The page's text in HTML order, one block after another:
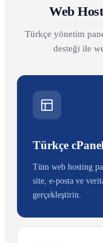
Web
Türkçe yönetim
desteği ile
Türkçe
Tüm web hosting
site, e-posta ve
gerçekleştirin.